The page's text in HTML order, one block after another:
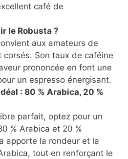
café de
le Robusta ?
aux amateurs de
Son taux de caféine
prononcée en font une
un espresso énergisant.
: 80 % Arabica, 20 %
parfait, optez pour un
% Arabica et 20 %
apporte la rondeur et la
tout en renforçant le